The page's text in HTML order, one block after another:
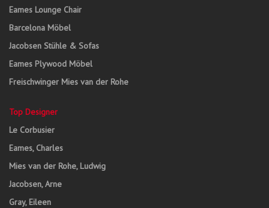
Eames Lounge Chair
Barcelona Möbel
Jacobsen Stühle & Sofas
Eames Plywood Möbel
Freischwinger Mies van der Rohe
Top Designer
Le Corbusier
Eames, Charles
Mies van der Rohe, Ludwig
Jacobsen, Arne
Gray, Eileen